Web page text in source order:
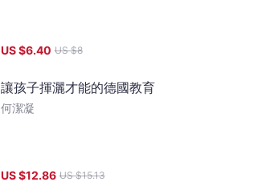
US $6.40 US $8
讓孩子揮灑才能的德國教育
何潔凝
US $12.86 US $15.13